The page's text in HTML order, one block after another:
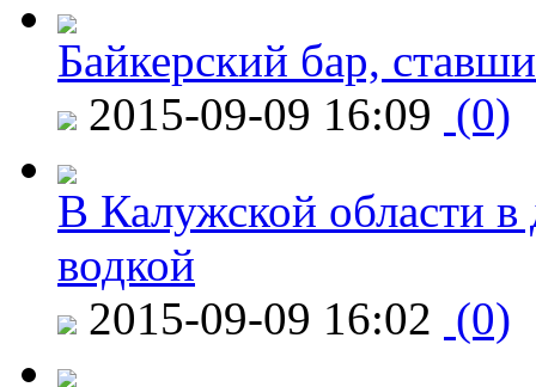
Байкерский бар,
2015-09-09 16:09 (0)
В Калужской области в
водкой
2015-09-09 16:02 (0)